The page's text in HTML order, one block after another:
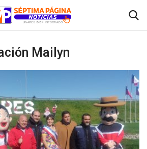
Mailyn